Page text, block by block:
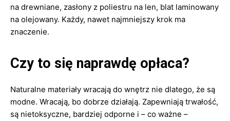
na drewniane, zasłony z poliestru na len, blat laminowany
na olejowany. Każdy, nawet najmniejszy krok ma
znaczenie.
Czy to się naprawdę opłaca?
Naturalne materiały wracają do wnętrz nie dlatego, że są
modne. Wracają, bo dobrze działają. Zapewniają trwałość,
są nietoksyczne, bardziej odporne i – co ważne –